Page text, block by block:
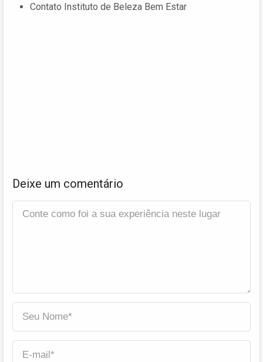
Contato Instituto de Beleza Bem Estar
Deixe um comentário